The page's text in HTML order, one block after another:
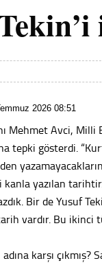
2026 08:51
Mehmet Avci, Milli
tepki gösterdi.
kanla yazılan
Bir de Yusuf
vardır. Bu
karşı çıkmış?